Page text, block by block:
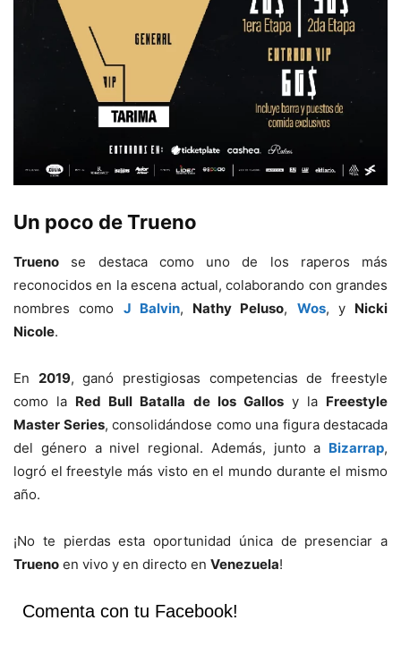
Un poco de Trueno
Trueno se destaca como uno de los raperos más
reconocidos en la escena actual, colaborando con grandes
nombres como J Balvin, Nathy Peluso, Wos, y Nicki
Nicole.
En 2019, ganó prestigiosas competencias de freestyle
como la Red Bull Batalla de los Gallosy la Freestyle
Master Series, consolidándose como una figura destacada
del género a nivel regional. Además, junto a Bizarrap,
logró el freestyle más visto en el mundo durante el mismo
año.
¡No te pierdas esta oportunidad única de presenciar a
Trueno en vivo y en directo en Venezuela!
Comenta con tu Facebook!